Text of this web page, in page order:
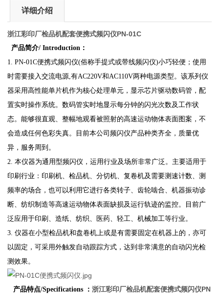
详细介绍
浙江彩印厂检品机配套便携式频闪仪PN-01C
产品简介/ Introduction：
1. PN-01C便携式频闪仪(俗称手提式或带线频闪仪)小巧轻便；使用
时需要接入交流电源,有AC220V和AC110V两种电源类型。该系列仪
器采用高性能单片机作为核心处理单元，显示芯片驱动数码管，配
置实时操作系统。数码管实时地显示每分钟的闪光次数及工作状
态。能够很直观、整幅地观看被照射的高速运动物体表面图案，不
会造成任何色彩失真。目前本公司频闪仪产品种类齐全，质量优
异，服务周到。
2. 本仪器为通用型频闪仪，运用行业及场所非常广泛。主要适用于
印刷行业：印刷机、检品机、分切机、复卷机及需要测速计数、测
频率的场合，也可以利用它进行各类转子、齿轮啮合、机器振动诊
断、纺织制造等高速运动物体表面缺损及运行轨迹的监控。目前广
泛应用于印刷、造纸、纺织、医药、轻工、机械加工等行业。
3. 仪器在小型检品机和盘卷机上或是有需要固定在机器上的，亦可
以固定，可采用外触发自动跟踪方式，达到非常满意的自动闪光检
测效果。
产品特点/Specifications ：浙江彩印厂检品机配套便携式频闪仪PN